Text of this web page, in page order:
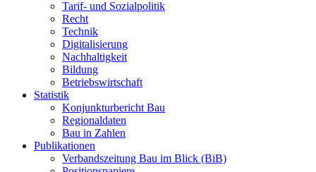
Tarif- und Sozialpolitik
Recht
Technik
Digitalisierung
Nachhaltigkeit
Bildung
Betriebswirtschaft
Statistik
Konjunkturbericht Bau
Regionaldaten
Bau in Zahlen
Publikationen
Verbandszeitung Bau im Blick (BiB)